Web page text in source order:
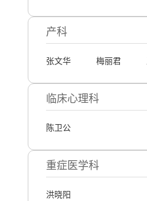
产科
张文华 梅丽君
临床心理科
陈卫公
重症医学科
洪晓阳